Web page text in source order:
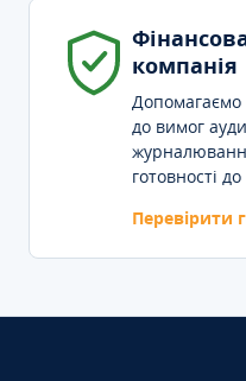
компанія
Допомагаємо
до вимог
готовності
Перевірити